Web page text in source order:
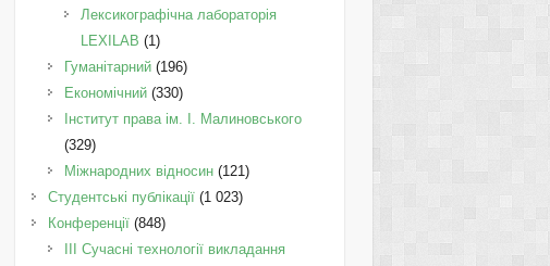
Лексикографічна лабораторія
LEXILAB (1)
Гуманітарний(196)
Економічний(330)
Інститут права ім. І. Малиновського
(329)
Міжнародних відносин(121)
Студентські публікації(1 023)
Конференції(848)
III Сучасні технології викладання